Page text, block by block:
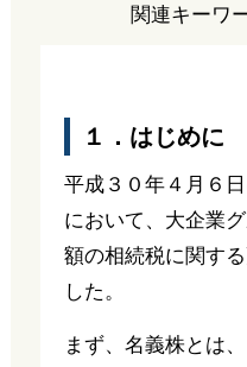
関連キーワ
１．はじめに
平成３０年４月６
において、大企業
額の相続税に関す
した。
まず、名義株とは